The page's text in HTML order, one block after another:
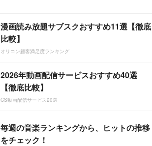
漫画読み放題サブスクおすすめ11選【徹底
比較】
オリコン顧客満足度ランキング
2026年動画配信サービスおすすめ40選
【徹底比較】
CS動画配信サービス20選
毎週の音楽ランキングから、ヒットの推移
をチェック！